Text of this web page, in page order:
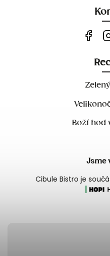
Boží hod
Jsme
Cibule Bistro je